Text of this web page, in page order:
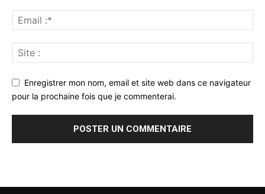
Enregistrer mon nom, email et site web dans ce navigateur
pour la prochaine fois que je commenterai.